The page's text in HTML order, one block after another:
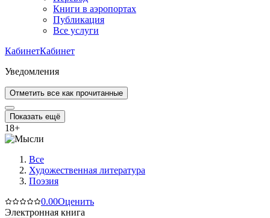
Книги в аэропортах
Публикация
Все услуги
КабинетКабинет
Уведомления
Отметить все как прочитанные
Показать ещё
18+
Все
Художественная литература
Поэзия
0.00Оценить
Электронная книга